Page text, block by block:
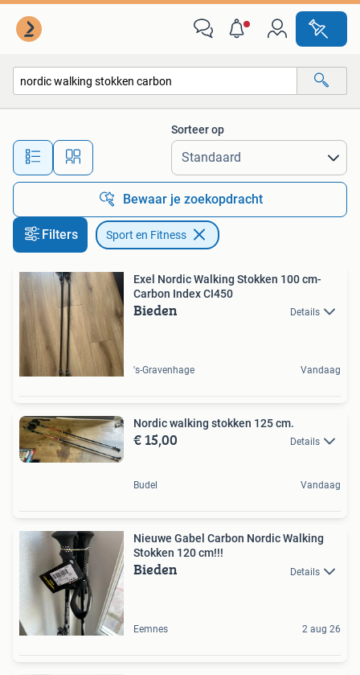
Alle afstanden…
Sorteer op
Bewaar je zoekopdracht
Filters Sport en Fitness
Exel Nordic Walking Stokken 100 cm-
Carbon Index CI450
Bieden Details
's-Gravenhage Vandaag
Nordic walking stokken 125 cm.
€ 15,00 Details
Budel Vandaag
Nieuwe Gabel Carbon Nordic Walking
Stokken 120 cm!!!
Bieden Details
Eemnes 2 aug 26